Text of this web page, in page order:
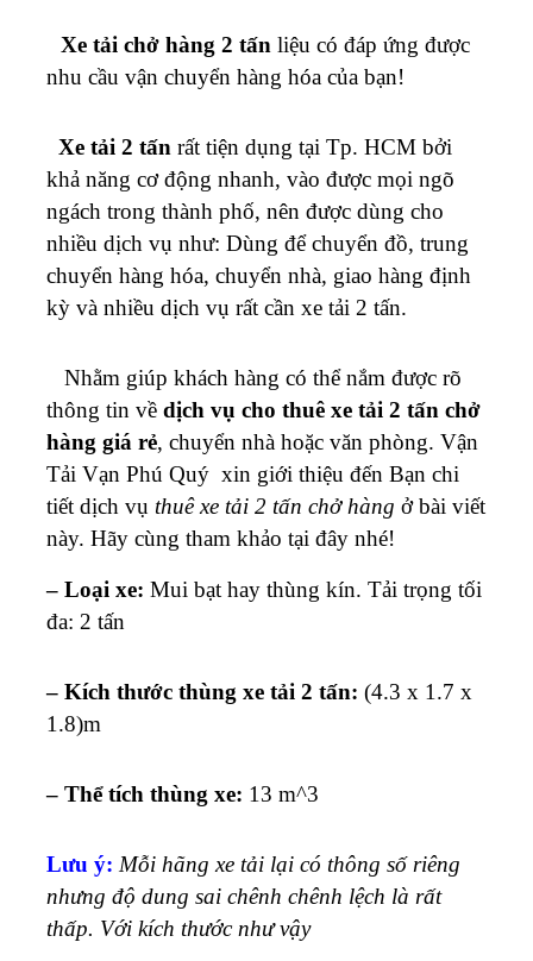
Xe tải chở hàng 2 tấn liệu có đáp ứng được
nhu cầu vận chuyển hàng hóa của bạn!
Xe tải 2 tấn rất tiện dụng tại Tp. HCM bởi
khả năng cơ động nhanh, vào được mọi ngõ
ngách trong thành phố, nên được dùng cho
nhiều dịch vụ như: Dùng để chuyển đồ, trung
chuyển hàng hóa, chuyển nhà, giao hàng định
kỳ và nhiều dịch vụ rất cần xe tải 2 tấn.
Nhằm giúp khách hàng có thể nắm được rõ
thông tin về dịch vụ cho thuê xe tải 2 tấn chở
hàng giá rẻ, chuyển nhà hoặc văn phòng. Vận
Tải Vạn Phú Quý xin giới thiệu đến Bạn chi
tiết dịch vụ thuê xe tải 2 tấn chở hàng ở bài viết
này. Hãy cùng tham khảo tại đây nhé!
– Loại xe: Mui bạt hay thùng kín. Tải trọng tối
đa: 2 tấn
– Kích thước thùng xe tải 2 tấn: (4.3 x 1.7 x
1.8)m
– Thể tích thùng xe: 13 m^3
Lưu ý: Mỗi hãng xe tải lại có thông số riêng
nhưng độ dung sai chênh chênh lệch là rất
thấp. Với kích thước như vậy